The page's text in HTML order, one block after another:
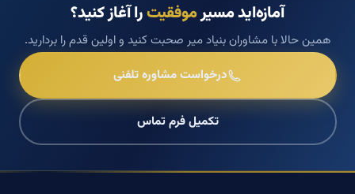
آمازه‌اید مسیرموفقیترا آغاز کنید؟
همین حالا با مشاوران بنیاد میر صحبت کنید و اولین قدم را بردارید.
درخواست مشاوره تلفنی
تکمیل فرم تماس